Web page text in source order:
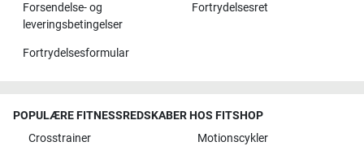
Forsendelse- og
leveringsbetingelser
Fortrydelsesret
Fortrydelsesformular
POPULÆRE FITNESSREDSKABER HOS FITSHOP
Crosstrainer
Motionscykler